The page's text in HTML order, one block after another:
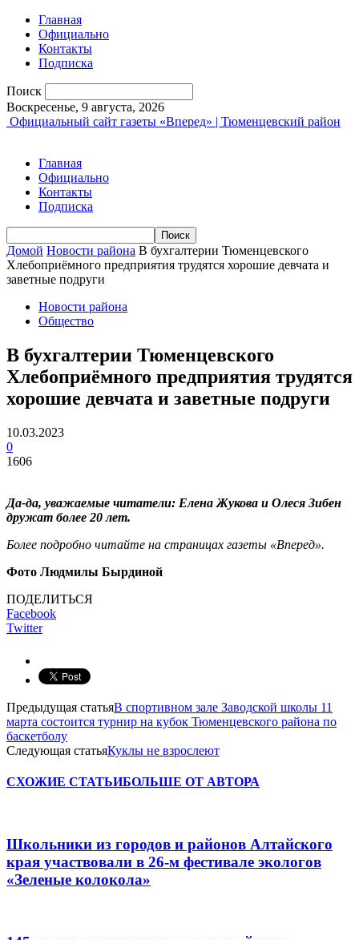
Главная
Официально
Контакты
Подписка
Поиск
Воскресенье, 9 августа, 2026
Официальный сайт газеты «Вперед» | Тюменцевский район
Главная
Официально
Контакты
Подписка
Домой Новости района В бухгалтерии Тюменцевского
Хлебоприёмного предприятия трудятся хорошие девчата и
заветные подруги
Новости района
Общество
В бухгалтерии Тюменцевского
Хлебоприёмного предприятия трудятся
хорошие девчата и заветные подруги
10.03.2023
0
1606
Да-да, уважаемые читатели: Елена Жукова и Олеся Зибен
дружат более 20 лет.
Более подробно читайте на страницах газеты «Вперед».
Фото Людмилы Бырдиной
ПОДЕЛИТЬСЯ
Facebook
Twitter
Предыдущая статьяВ спортивном зале Заводской школы 11
марта состоится турнир на кубок Тюменцевского района по
баскетболу
Следующая статьяКуклы не взрослеют
СХОЖИЕ СТАТЬИБОЛЬШЕ ОТ АВТОРА
Школьники из городов и районов Алтайского
края участвовали в 26-м фестивале экологов
«Зеленые колокола»